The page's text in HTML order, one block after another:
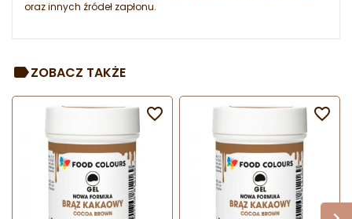
oraz innych źródeł zapłonu.
ZOBACZ TAKŻE
 